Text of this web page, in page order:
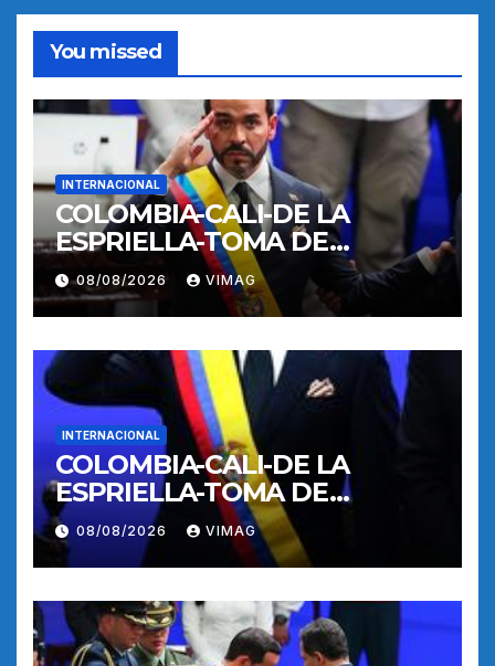
You missed
INTERNACIONAL
COLOMBIA-CALI-DE LA
ESPRIELLA-TOMA DE
POSESION
08/08/2026 VIMAG
INTERNACIONAL
COLOMBIA-CALI-DE LA
ESPRIELLA-TOMA DE
POSESION
08/08/2026 VIMAG